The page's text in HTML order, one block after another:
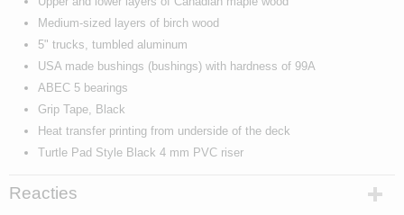
Medium-sized layers of birch wood
5" trucks, tumbled aluminum
USA made bushings (bushings) with hardness of 99A
ABEC 5 bearings
Grip Tape, Black
Heat transfer printing from underside of the deck
Turtle Pad Style Black 4 mm PVC riser
Reacties